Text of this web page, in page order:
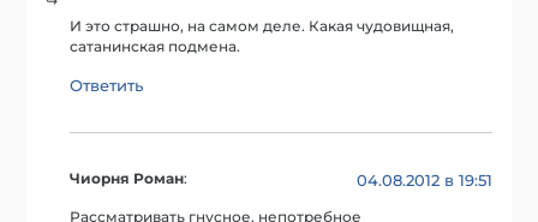
И это страшно, на самом деле. Какая чудовищная,
сатанинская подмена.
Ответить
Чиорня Роман: 04.08.2012 в 19:51
Рассматривать гнусное, непотребное